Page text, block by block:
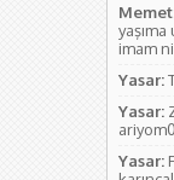
imam
Yasar:
Yasar:
Yasar: